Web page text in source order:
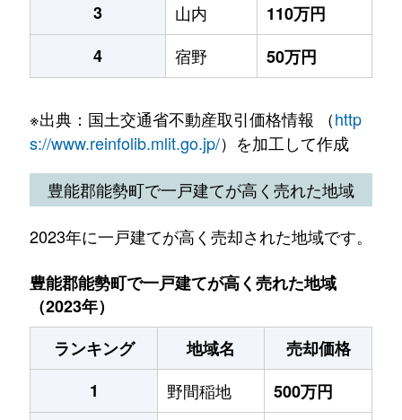
3
山内
110万円
4
宿野 50万円
※出典：国土交通省不動産取引価格情報 （http
s://www.reinfolib.mlit.go.jp/）を加工して作成
豊能郡能勢町で一戸建てが高く売れた地域
2023年に一戸建てが高く売却された地域です。
豊能郡能勢町で一戸建てが高く売れた地域
（2023年）
ランキング
地域名
売却価格
1
野間稲地
500万円